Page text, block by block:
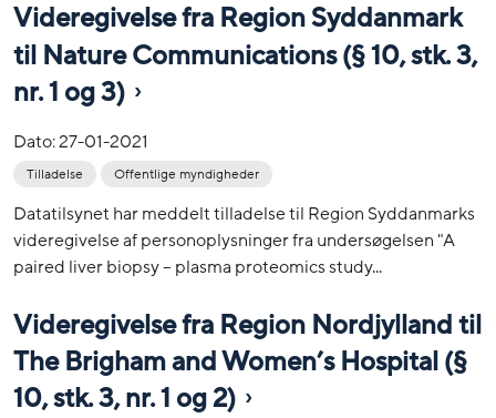
Videregivelse fra Region Syddanmark
til Nature Communications (§ 10, stk. 3,
nr. 1 og 3)
Dato:27-01-2021
Tilladelse Offentlige myndigheder
Datatilsynet har meddelt tilladelse til Region Syddanmarks
videregivelse af personoplysninger fra undersøgelsen "A
paired liver biopsy – plasma proteomics study...
Videregivelse fra Region Nordjylland til
The Brigham and Women’s Hospital (§
10, stk. 3, nr. 1 og 2)